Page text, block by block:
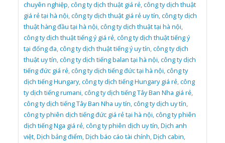
chuyên nghiệp,công ty dịch thuật giá rẻ,công ty dịch thuật
giá rẻ tại hà nội,công ty dịch thuật giá rẻ uy tín,công ty dịch
thuật hàng đầu tại hà nội,công ty dịch thuật tại hà nội,
công ty dịch thuật tiếng ý giá rẻ,công ty dịch thuật tiếng ý
tại đống đa,công ty dịch thuật tiếng ý uy tín,công ty dịch
thuật uy tín,công ty dịch tiếng balan tại hà nội,công ty dịch
tiếng đức giá rẻ,công ty dịch tiếng đức tại hà nội,công ty
dịch tiếng Hungary,công ty dịch tiếng Hungary giá rẻ,công
ty dịch tiếng rumani,công ty dịch tiếng Tây Ban Nha giá rẻ,
công ty dịch tiếng Tây Ban Nha uy tín,công ty dịch uy tín,
công ty phiên dịch tiếng đức giá rẻ tại hà nội,công ty phiên
dịch tiếng Nga giá rẻ,công ty phiên dịch uy tín,Dịch anh
việt,Dịch bảng điểm,Dịch báo cáo tài chính,Dịch cabin,